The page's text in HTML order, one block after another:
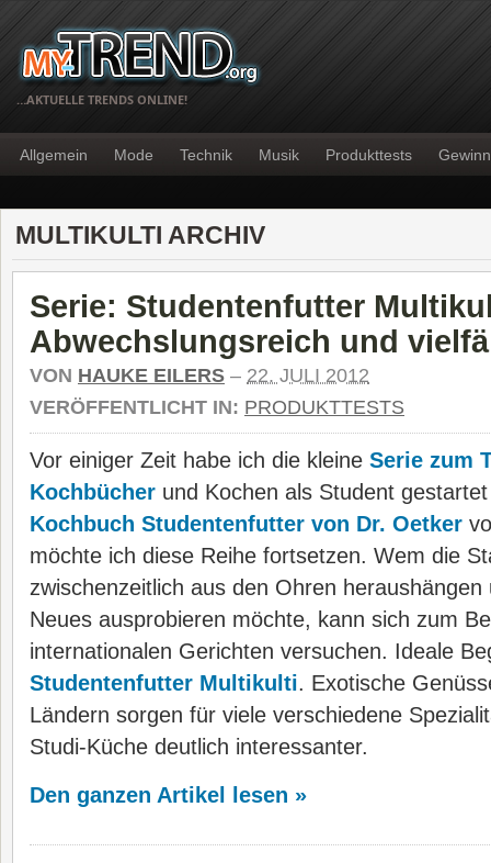
…AKTUELLE TRENDS ONLINE!
Allgemein Mode Technik Musik Produkttests
MULTIKULTI ARCHIV
Serie: Studentenfutter
Abwechslungsreich und
VON HAUKE EILERS – 22. JULI 2012
VERÖFFENTLICHT IN: PRODUKTTESTS
Vor einiger Zeit habe ich die kleine Serie zum
Kochbücher und Kochen als Student
Kochbuch Studentenfutter von Dr. Oetker
möchte ich diese Reihe fortsetzen. Wem die
zwischenzeitlich aus den Ohren
Neues ausprobieren möchte, kann sich zum
internationalen Gerichten versuchen. Ideale
Studentenfutter Multikulti. Exotische
Ländern sorgen für viele verschiedene
Studi-Küche deutlich interessanter.
Den ganzen Artikel lesen »